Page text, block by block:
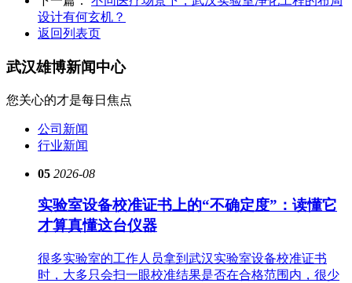
设计有何玄机？
返回列表页
武汉雄博新闻中心
您关心的才是每日焦点
公司新闻
行业新闻
05 2026-08
实验室设备校准证书上的“不确定度”：读懂它
才算真懂这台仪器
很多实验室的工作人员拿到武汉实验室设备校准证书
时，大多只会扫一眼校准结果是否在合格范围内，很少